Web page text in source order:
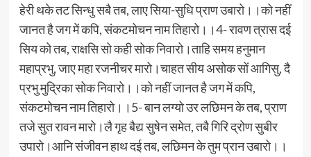
हेरी थके तट सिन्धु सबै तब, लाए सिया-सुधि प्राण उबारो।।को नहीं
जानत है जग में कपि, संकटमोचन नाम तिहारो।।4- रावण त्रास दई
सिय को तब, राक्षसि सो कही सोक निवारो।ताहि समय हनुमान
महाप्रभु, जाए महा रजनीचर मारो।चाहत सीय असोक सों आगिसु, दै
प्रभु मुद्रिका सोक निवारो।।को नहीं जानत है जग में कपि,
संकटमोचन नाम तिहारो।।5- बान लग्यो उर लछिमन के तब, प्राण
तजे सुत रावन मारो।लै गृह बैद्य सुषेन समेत, तबै गिरि द्रोण सुबीर
उपारो।आनि संजीवन हाथ दई तब, लछिमन के तुम प्रान उबारो।।